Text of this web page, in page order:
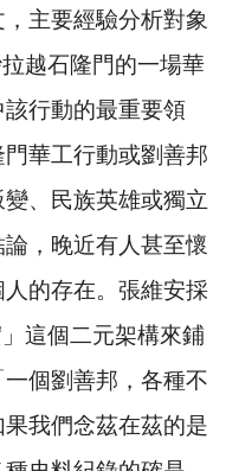
主要經驗分析對象
越石隆門的一場華
行動的最重要領
華工行動或劉善邦
、民族英雄或獨立
，晚近有人甚至懷
的存在。張維安採
這個二元架構來鋪
個劉善邦，各種不
我們念茲在茲的是